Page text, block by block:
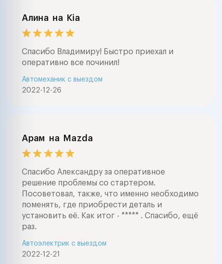
Алина на Kia
Спасибо Владимиру! Быстро приехал и
оперативно все починил!
2022-12-26
Автомеханик с выездом
Арам на Mazda
Спасибо Александру за оперативное
решение проблемы со стартером.
Посоветовал, также, что именно необходимо
поменять, где приобрести деталь и
установить её. Как итог - ***** . Спасибо, ещё
раз.
2022-12-21
Автоэлектрик с выездом